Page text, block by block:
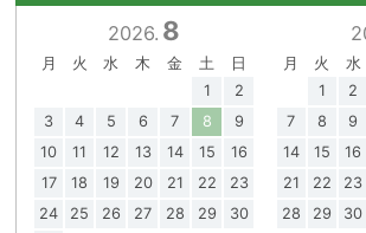
2026. 8
月 火 水 木 金 土
日
1
2
3
4 5 6 7 8
9
10
11 12 13 14 15
16
17
18 19 20 21 22
23
24
25 26 27 28 29
30
月 火 水
1
2
7
8 9
14
15 16
21
22 23
28
29 30